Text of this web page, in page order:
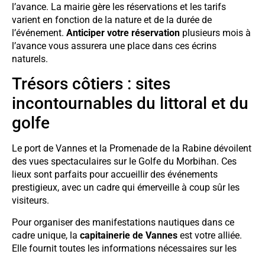
l’avance. La mairie gère les réservations et les tarifs
varient en fonction de la nature et de la durée de
l’événement. Anticiper votre réservation plusieurs mois à
l’avance vous assurera une place dans ces écrins
naturels.
Trésors côtiers : sites
incontournables du littoral et du
golfe
Le port de Vannes et la Promenade de la Rabine dévoilent
des vues spectaculaires sur le Golfe du Morbihan. Ces
lieux sont parfaits pour accueillir des événements
prestigieux, avec un cadre qui émerveille à coup sûr les
visiteurs.
Pour organiser des manifestations nautiques dans ce
cadre unique, la capitainerie de Vannes est votre alliée.
Elle fournit toutes les informations nécessaires sur les